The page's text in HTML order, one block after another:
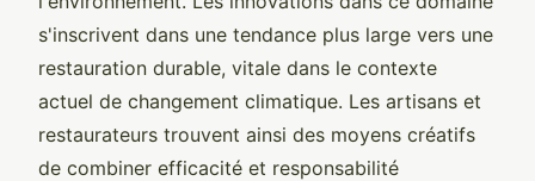
s'inscrivent dans une tendance plus large vers une
restauration durable, vitale dans le contexte
actuel de changement climatique. Les artisans et
restaurateurs trouvent ainsi des moyens créatifs
de combiner efficacité et responsabilité